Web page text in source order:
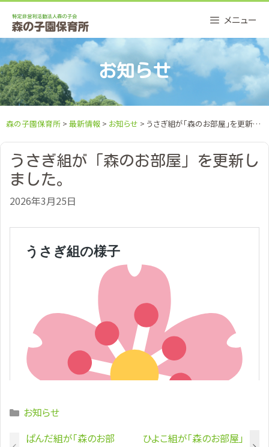
content
メニュー
お知らせ
森の子園保育所 > 最新情報 > お知らせ > うさぎ組が「森のお部屋」を更新しました。
うさぎ組が「森のお部屋」を更新し
ました。
2026年3月25日
Categories
お知らせ
ぱんだ組が「森のお部
ひよこ組が「森のお部屋」